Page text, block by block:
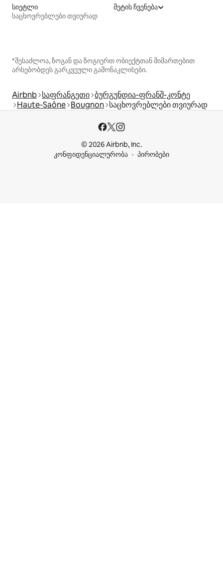
სიეტლი
საცხოვრებლები თვიურად
მეტის ჩვენება
*შესაძლოა, ზოგან და ზოგიერთ ობიექტთან მიმართებით
არსებობდეს გარკვეული გამონაკლისები.
Airbnb საფრანგეთი ბურგუნდია-ფრანშ-კონტე
Haute-Saône Bougnon საცხოვრებლები თვიურად
© 2026 Airbnb, Inc.
კონფიდენციალურობა
პირობები